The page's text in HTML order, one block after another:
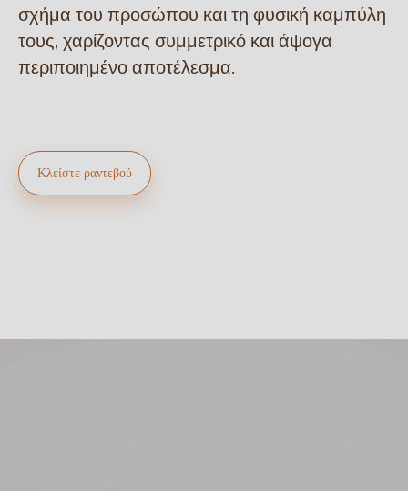
σχήμα του προσώπου και τη φυσική καμπύλη
τους, χαρίζοντας συμμετρικό και άψογα
περιποιημένο αποτέλεσμα.
Κλείστε ραντεβού